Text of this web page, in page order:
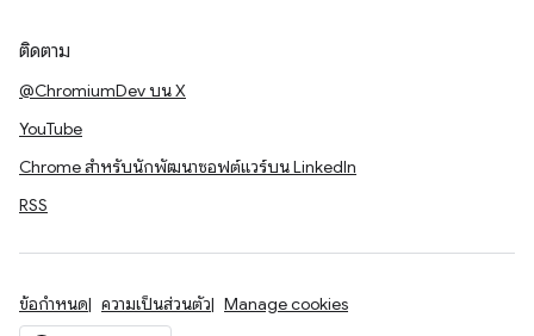
ติดตาม
@ChromiumDev บน X
YouTube
Chrome สำหรับนักพัฒนาซอฟต์แวร์บน LinkedIn
RSS
ข้อกำหนด ความเป็นส่วนตัว Manage cookies